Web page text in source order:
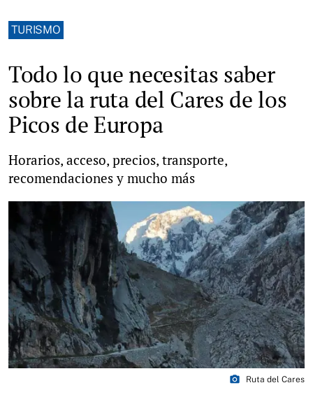
TURISMO
Todo lo que necesitas saber
sobre la ruta del Cares de los
Picos de Europa
Horarios, acceso, precios, transporte,
recomendaciones y mucho más
photo_camera Ruta del Cares